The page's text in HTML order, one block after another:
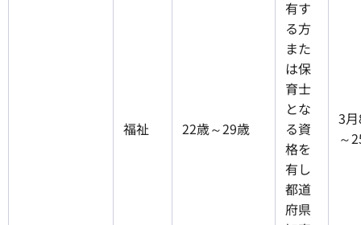
福祉 22歳～29歳
有す
る方
また
は保
育士
とな
る資
格を
有し
都道
府県
3
～